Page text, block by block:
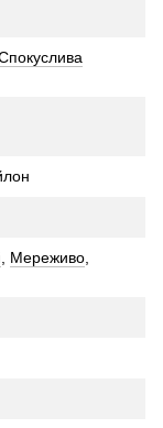
Мереживо